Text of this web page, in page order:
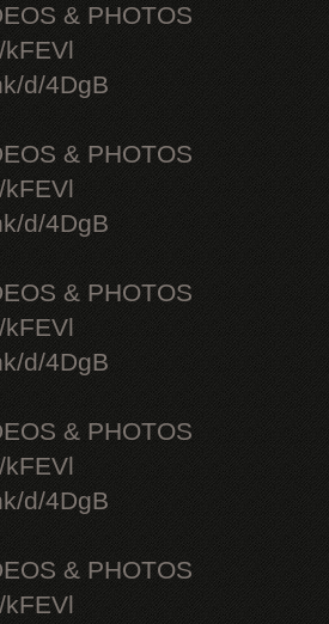
& PHOTOS
d/4DgB
& PHOTOS
d/4DgB
& PHOTOS
d/4DgB
& PHOTOS
d/4DgB
& PHOTOS